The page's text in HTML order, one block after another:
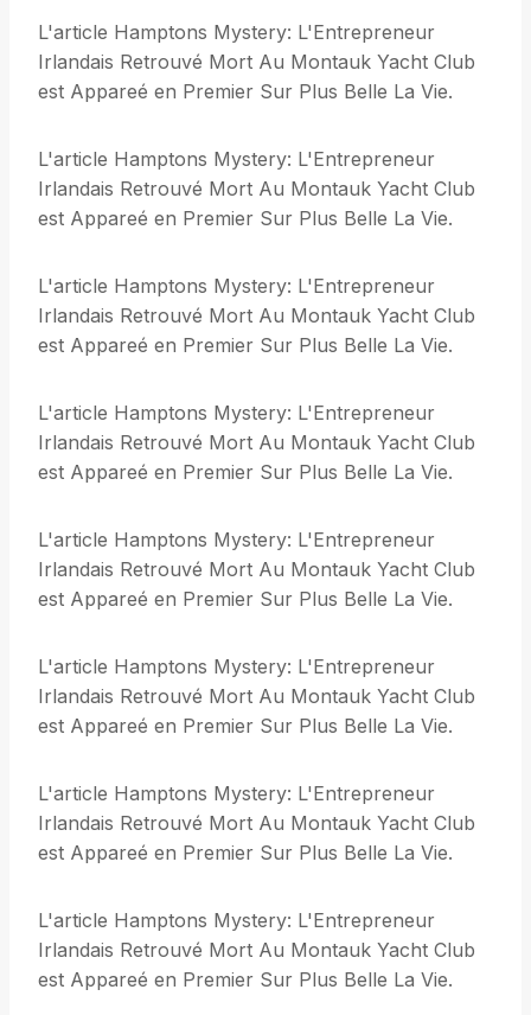
L'article Hamptons Mystery: L'Entrepreneur
Irlandais Retrouvé Mort Au Montauk Yacht Club
est Appareé en Premier Sur Plus Belle La Vie.
L'article Hamptons Mystery: L'Entrepreneur
Irlandais Retrouvé Mort Au Montauk Yacht Club
est Appareé en Premier Sur Plus Belle La Vie.
L'article Hamptons Mystery: L'Entrepreneur
Irlandais Retrouvé Mort Au Montauk Yacht Club
est Appareé en Premier Sur Plus Belle La Vie.
L'article Hamptons Mystery: L'Entrepreneur
Irlandais Retrouvé Mort Au Montauk Yacht Club
est Appareé en Premier Sur Plus Belle La Vie.
L'article Hamptons Mystery: L'Entrepreneur
Irlandais Retrouvé Mort Au Montauk Yacht Club
est Appareé en Premier Sur Plus Belle La Vie.
L'article Hamptons Mystery: L'Entrepreneur
Irlandais Retrouvé Mort Au Montauk Yacht Club
est Appareé en Premier Sur Plus Belle La Vie.
L'article Hamptons Mystery: L'Entrepreneur
Irlandais Retrouvé Mort Au Montauk Yacht Club
est Appareé en Premier Sur Plus Belle La Vie.
L'article Hamptons Mystery: L'Entrepreneur
Irlandais Retrouvé Mort Au Montauk Yacht Club
est Appareé en Premier Sur Plus Belle La Vie.